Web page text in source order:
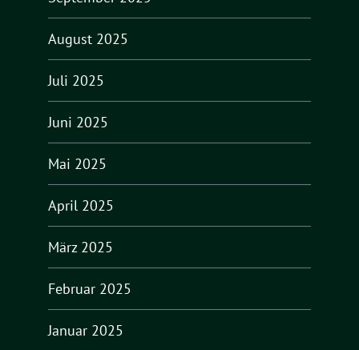
August 2025
Juli 2025
Juni 2025
Mai 2025
April 2025
März 2025
Februar 2025
Januar 2025